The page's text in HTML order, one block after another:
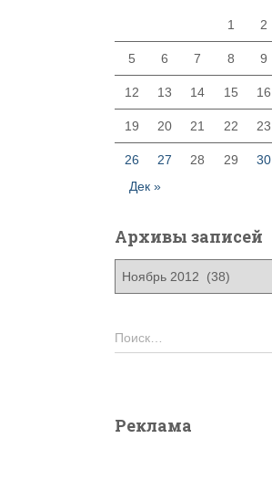
1 2
5 6 7 8 9
12 13 14 15 16
19 20 21 22 23
26 27 28 29
30
Дек »
Архивы записей
в
п
Н
а
:
Поиск…
Реклама